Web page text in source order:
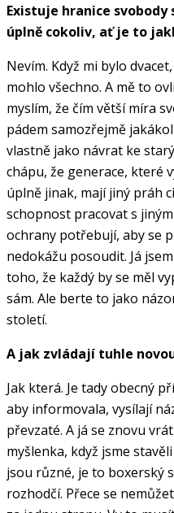
Existuje hranice
úplně cokoliv, ať je to
Nevím. Když mi bylo
mohlo všechno. A mě to
myslím, že čím větší míra
pádem samozřejmě
vlastně jako návrat ke
chápu, že generace, které
úplně jinak, mají jiný práh
schopnost pracovat s
ochrany potřebují, aby se
nedokážu posoudit. Já
toho, že každý by se měl
sám. Ale berte to jako
století.
A jak zvládají tuhle
Jak která. Je tady obecný
aby informovala, vysílají
převzaté. A já se znovu
myšlenka, když jsme
jsou různé, je to boxerský
rozhodčí. Přece se